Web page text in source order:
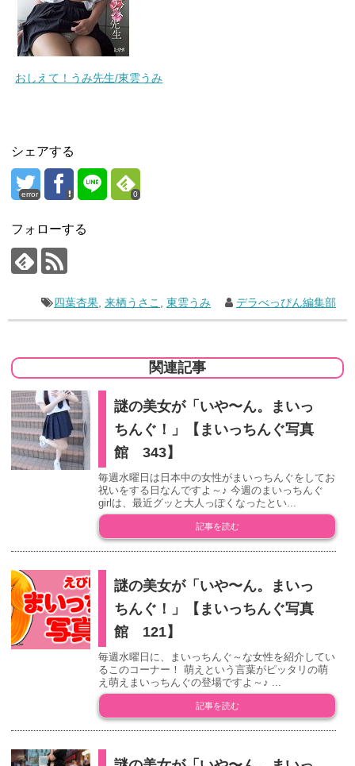
おしえて！うみ先生/東雲うみ
シェアする
error 0
フォローする
四葉杏果 ,来栖うさこ ,東雲うみ デラべっぴん編集部
関連記事
謎の美女が「いや〜ん。まいっ
ちんぐ！」【まいっちんぐ写真
館 343】
毎週水曜日は日本中の女性がまいっちんぐをしてお
祝いをする日なんですよ～♪ 今週のまいっちんぐ
girlは、最近グッと大人っぽくなったとい...
記事を読む
謎の美女が「いや〜ん。まいっ
ちんぐ！」【まいっちんぐ写真
館 121】
毎週水曜日に、まいっちんぐ～な女性を紹介してい
るこのコーナー！ 萌えという言葉がピッタリの萌
え萌えまいっちんぐの登場ですよ～♪ ...
記事を読む